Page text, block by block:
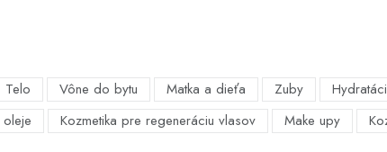
Telo Vône do bytu Matka a dieťa Zuby
oleje Kozmetika pre regeneráciu vlasov Make upy